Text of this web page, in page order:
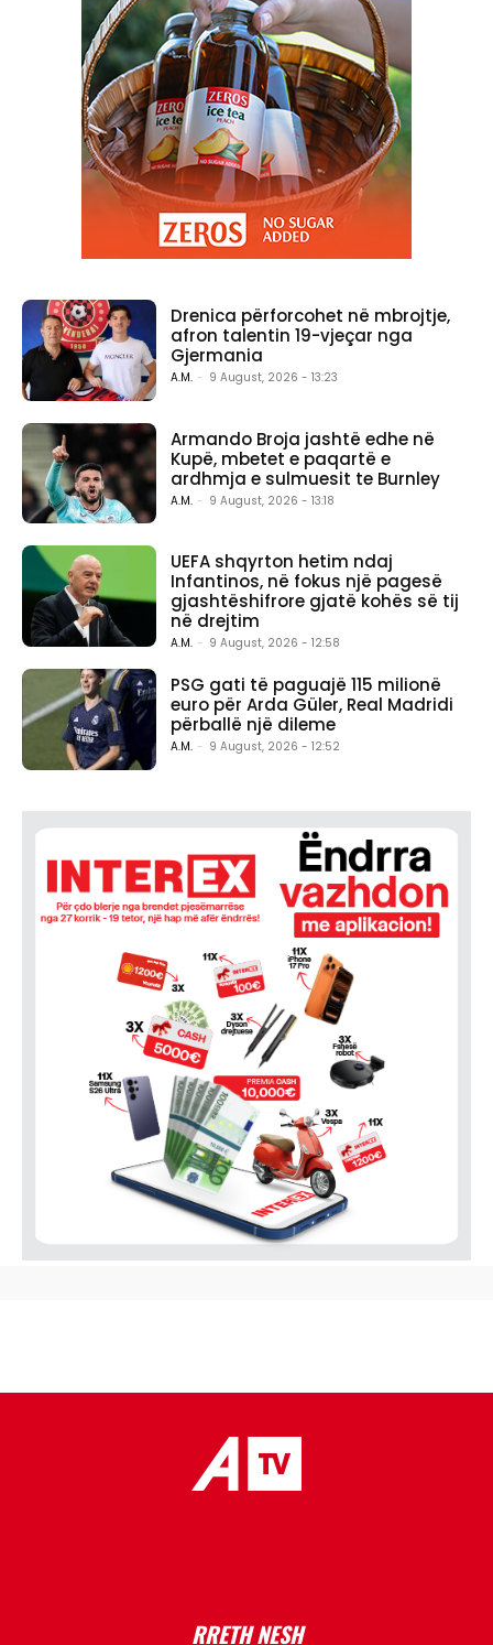
Drenica përforcohet në mbrojtje,
afron talentin 19-vjeçar nga
Gjermania
A.M. - 9 August, 2026 - 13:23
Armando Broja jashtë edhe në
Kupë, mbetet e paqartë e
ardhmja e sulmuesit te Burnley
A.M. - 9 August, 2026 - 13:18
UEFA shqyrton hetim ndaj
Infantinos, në fokus një pagesë
gjashtëshifrore gjatë kohës së tij
në drejtim
A.M. - 9 August, 2026 - 12:58
PSG gati të paguajë 115 milionë
euro për Arda Güler, Real Madridi
përballë një dileme
A.M. - 9 August, 2026 - 12:52
RRETH NESH